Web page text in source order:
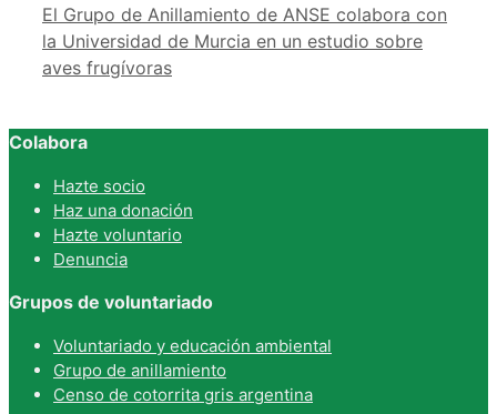
El Grupo de Anillamiento de ANSE colabora con
la Universidad de Murcia en un estudio sobre
aves frugívoras
Colabora
Hazte socio
Haz una donación
Hazte voluntario
Denuncia
Grupos de voluntariado
Voluntariado y educación ambiental
Grupo de anillamiento
Censo de cotorrita gris argentina